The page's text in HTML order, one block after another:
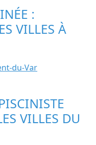
:
VILLES À
du-Var
VILLES DU